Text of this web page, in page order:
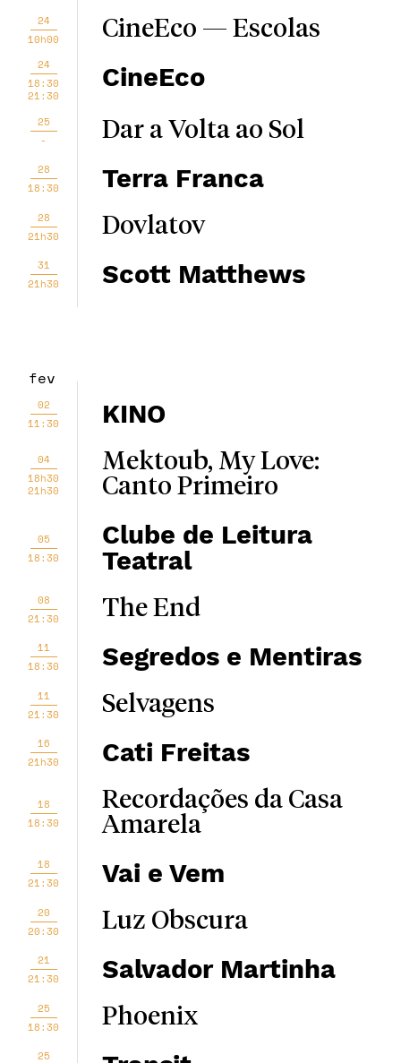
24
10h00
CineEco — Escolas
24
18:30
21:30
CineEco
25
-
Dar a Volta ao Sol
28
18:30
Terra Franca
28
21h30
Dovlatov
31
21h30
Scott Matthews
fev
02
11:30
KINO
04
18h30
21h30
Mektoub, My Love:
Canto Primeiro
05
18:30
Clube de Leitura
Teatral
08
21:30
The End
11
18:30
Segredos e Mentiras
11
21:30
Selvagens
16
21h30
Cati Freitas
18
18:30
Recordações da Casa
Amarela
18
21:30
Vai e Vem
20
20:30
Luz Obscura
21
21:30
Salvador Martinha
25
18:30
Phoenix
25